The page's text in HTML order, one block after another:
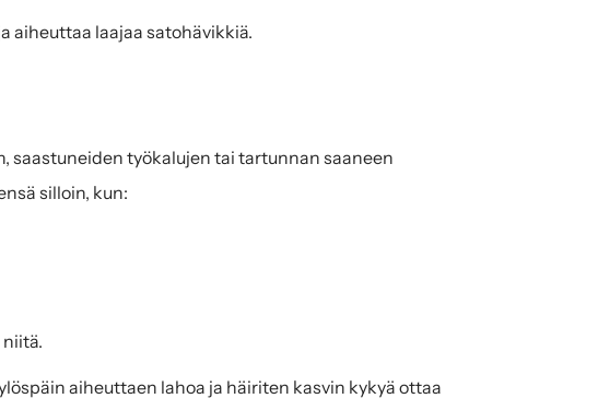
aiheuttaa laajaa satohävikkiä.
saastuneiden työkalujen tai tartunnan saaneen
silloin, kun:
aiheuttaen lahoa ja häiriten kasvin kykyä ottaa